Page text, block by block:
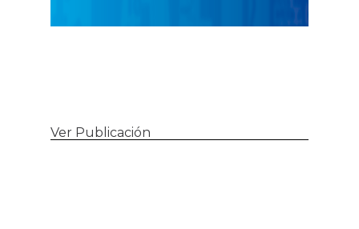
Ver Publicación